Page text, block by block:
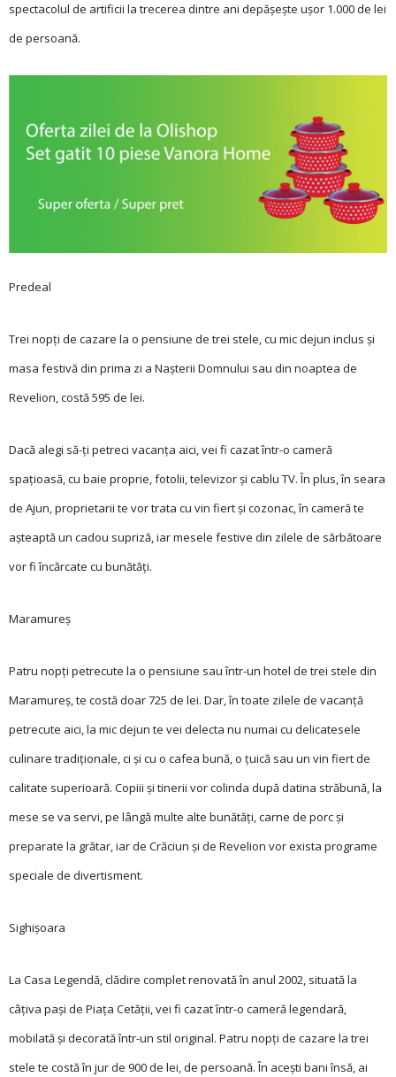
spectacolul de artificii la trecerea dintre ani depășește ușor 1.000 de lei
de persoană.
Predeal
Trei nopți de cazare la o pensiune de trei stele, cu mic dejun inclus și
masa festivă din prima zi a Nașterii Domnului sau din noaptea de
Revelion, costă 595 de lei.
Dacă alegi să-ți petreci vacanța aici, vei fi cazat într-o cameră
spațioasă, cu baie proprie, fotolii, televizor și cablu TV. În plus, în seara
de Ajun, proprietarii te vor trata cu vin fiert și cozonac, în cameră te
așteaptă un cadou supriză, iar mesele festive din zilele de sărbătoare
vor fi încărcate cu bunătăți.
Maramureș
Patru nopți petrecu­te la o pensiune sauîntr-un hotel de trei stele din
Maramureș, te costă doar 725 de lei. Dar, în toate zilele de vacanță
petrecute aici, la mic dejun te vei delecta nu numai cu delicatesele
culinare tradiționale, ci și cu o cafea bună, o țuică sau un vin fiert de
calitate superioară. Copiii și tinerii vor colinda după datina străbună, la
mese se va servi, pe lângă multe alte bunătăți, carne de porc și
preparate la grătar, iar de Crăciun și de Revelion vor exista programe
speciale de divertisment.
Sighișoara
La Casa Legendă, clădire complet renovată în anul 2002, situată la
câțiva pași de Piața Cetății, vei fi cazat într-o cameră legendară,
mobilată și decorată într-un stil original. Patru nopți de cazare la trei
stele te costă în jur de 900 de lei, de persoană. În acești bani însă, ai